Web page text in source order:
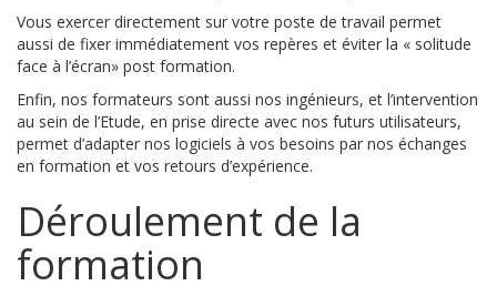
Vous exercer directement sur votre poste de travail permet
aussi de fixer immédiatement vos repères et éviter la « solitude
face à l’écran» post formation.
Enfin, nos formateurs sont aussi nos ingénieurs, et l’intervention
au sein de l’Etude, en prise directe avec nos futurs utilisateurs,
permet d’adapter nos logiciels à vos besoins par nos échanges
en formation et vos retours d’expérience.
Déroulement de la
formation